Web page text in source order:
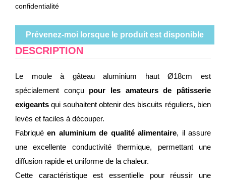
confidentialité
Prévenez-moi lorsque le produit est disponible
DESCRIPTION
Le moule à gâteau aluminium haut Ø18cm est
spécialement conçu pour les amateurs de pâtisserie
exigeants qui souhaitent obtenir des biscuits réguliers, bien
levés et faciles à découper.
Fabriquéen aluminium de qualité alimentaire, il assure
une excellente conductivité thermique, permettant une
diffusion rapide et uniforme de la chaleur.
Cette caractéristique est essentielle pour réussir une